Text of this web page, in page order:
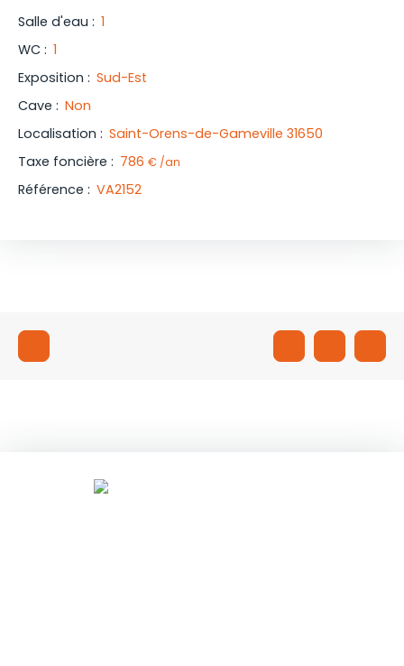
Salle d'eau : 1
WC : 1
Exposition : Sud-Est
Cave : Non
Localisation : Saint-Orens-de-Gameville 31650
Taxe foncière : 786 € /an
Référence : VA2152